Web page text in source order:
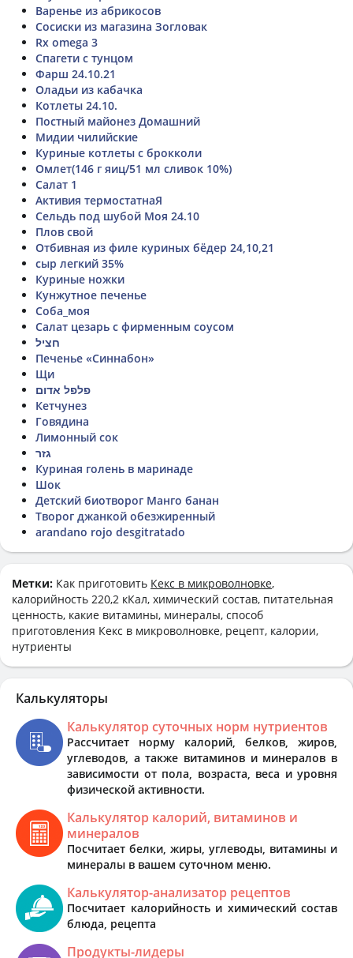
Варенье из абрикосов
Сосиски из магазина Зогловак
Rx omega 3
Спагети с тунцом
Фарш 24.10.21
Оладьи из кабачка
Котлеты 24.10.
Постный майонез Домашний
Мидии чилийские
Куриные котлеты с брокколи
Омлет(146 г яиц/51 мл сливок 10%)
Салат 1
Активия термостатнаЯ
Сельдь под шубой Моя 24.10
Плов свой
Отбивная из филе куриных бёдер 24,10,21
сыр легкий 35%
Куриные ножки
Кунжутное печенье
Соба_моя
Салат цезарь с фирменным соусом
חציל
Печенье «Синнабон»
Щи
פלפל אדום
Кетчунез
Говядина
Лимонный сок
גזר
Куриная голень в маринаде
Шок
Детский биотворог Манго банан
Творог джанкой обезжиренный
arandano rojo desgitratado
Метки: Как приготовить Кекс в микроволновке,
калорийность 220,2 кКал, химический состав, питательная
ценность, какие витамины, минералы, способ
приготовления Кекс в микроволновке, рецепт, калории,
нутриенты
Калькуляторы
Калькулятор суточных норм нутриентов
Рассчитает норму калорий, белков, жиров,
углеводов, а также витаминов и минералов в
зависимости от пола, возраста, веса и уровня
физической активности.
Калькулятор калорий, витаминов и
минералов
Посчитает белки, жиры, углеводы, витамины и
минералы в вашем суточном меню.
Калькулятор-анализатор рецептов
Посчитает калорийность и химический состав
блюда, рецепта
Продукты-лидеры